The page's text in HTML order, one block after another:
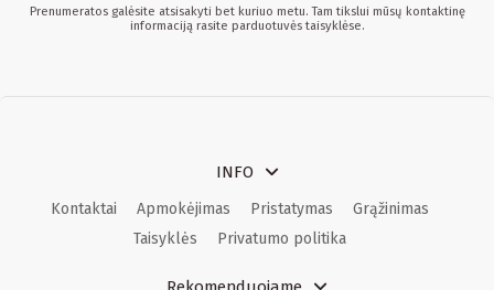
Prenumeratos galėsite atsisakyti bet kuriuo metu. Tam tikslui mūsų kontaktinę
informaciją rasite parduotuvės taisyklėse.
INFO
Kontaktai Apmokėjimas Pristatymas
Grąžinimas
Taisyklės
Privatumo politika